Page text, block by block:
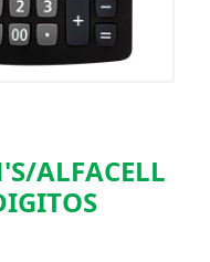
ALFACELL